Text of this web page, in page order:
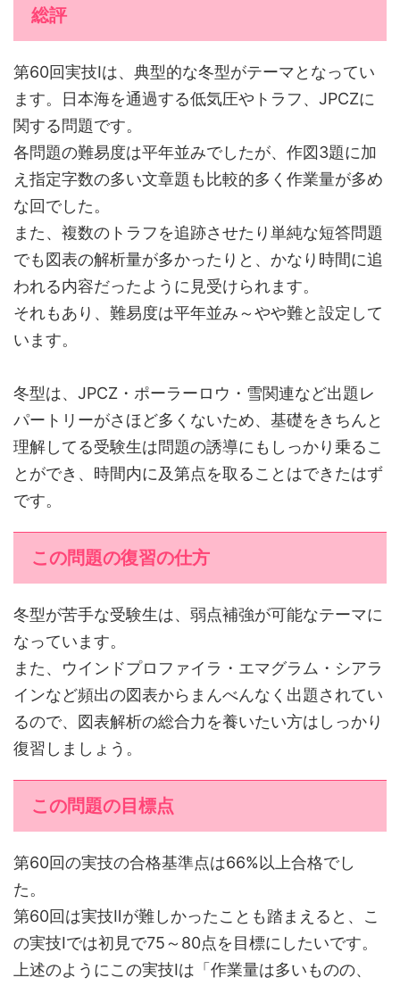
総評
第60回実技Ⅰは、典型的な冬型がテーマとなってい
ます。日本海を通過する低気圧やトラフ、JPCZに
関する問題です。
各問題の難易度は平年並みでしたが、作図3題に加
え指定字数の多い文章題も比較的多く作業量が多め
な回でした。
また、複数のトラフを追跡させたり単純な短答問題
でも図表の解析量が多かったりと、かなり時間に追
われる内容だったように見受けられます。
それもあり、難易度は平年並み～やや難と設定して
います。
冬型は、JPCZ・ポーラーロウ・雪関連など出題レ
パートリーがさほど多くないため、基礎をきちんと
理解してる受験生は問題の誘導にもしっかり乗るこ
とができ、時間内に及第点を取ることはできたはず
です。
この問題の復習の仕方
冬型が苦手な受験生は、弱点補強が可能なテーマに
なっています。
また、ウインドプロファイラ・エマグラム・シアラ
インなど頻出の図表からまんべんなく出題されてい
るので、図表解析の総合力を養いたい方はしっかり
復習しましょう。
この問題の目標点
第60回の実技の合格基準点は66%以上合格でし
た。
第60回は実技Ⅱが難しかったことも踏まえると、こ
の実技Ⅰでは初見で75～80点を目標にしたいです。
上述のようにこの実技Ⅰは「作業量は多いものの、